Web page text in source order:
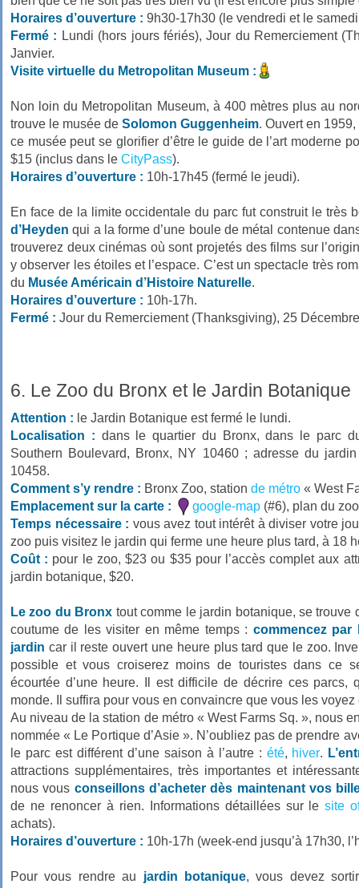
Horaires d’ouverture : 9h30-17h30 (le vendredi et le
Fermé : Lundi (hors jours fériés), Jour du Remerciement
Janvier.
Visite virtuelle du Metropolitan Museum :
Non loin du Metropolitan Museum, à 400 mètres plus au
trouve le musée de Solomon Guggenheim. Ouvert en
ce musée peut se glorifier d’être le guide de l’art moderne
$15 (inclus dans le CityPass).
Horaires d’ouverture : 10h-17h45 (fermé le jeudi).
En face de la limite occidentale du parc fut construit le très
d’Heyden qui a la forme d’une boule de métal contenue
trouverez deux cinémas où sont projetés des films sur
y observer les étoiles et l’espace. C’est un spectacle très
du Musée Américain d’Histoire Naturelle.
Horaires d’ouverture : 10h-17h.
Fermé : Jour du Remerciement (Thanksgiving), 25
6. Le Zoo du Bronx et le Jardin Botanique
Attention : le Jardin Botanique est fermé le lundi.
Localisation : dans le quartier du Bronx, dans le parc
Southern Boulevard, Bronx, NY 10460 ; adresse du
10458.
Comment s’y rendre : Bronx Zoo, station de métro « West
Emplacement sur la carte :
google-map (#6), plan du
Temps nécessaire : vous avez tout intérêt à diviser votre
zoo puis visitez le jardin qui ferme une heure plus tard, à 18
Coût : pour le zoo, $23 ou $35 pour l’accès complet aux
jardin botanique, $20.
Le zoo du Bronx tout comme le jardin botanique, se trouve
coutume de les visiter en même temps : commencez
jardin car il reste ouvert une heure plus tard que le zoo.
possible et vous croiserez moins de touristes dans ce
écourtée d’une heure. Il est difficile de décrire ces
monde. Il suffira pour vous en convaincre que vous les
Au niveau de la station de métro « West Farms Sq. », nous
nommée « Le Portique d’Asie ». N’oubliez pas de prendre
le parc est différent d’une saison à l’autre : été, hiver.
attractions supplémentaires, très importantes et
nous vous conseillons d’acheter dès maintenant vos
de ne renoncer à rien. Informations détaillées sur lesite
achats).
Horaires d’ouverture : 10h-17h (week-end jusqu’à 17h30,
Pour vous rendre au jardin botanique, vous devez